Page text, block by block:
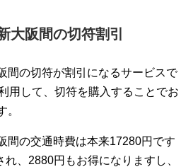
大阪間の切符割引
間の切符が割引になるサービスで
用して、切符を購入することでお
。
間の交通時費は本来17280円です
、2880円もお得になりますし、